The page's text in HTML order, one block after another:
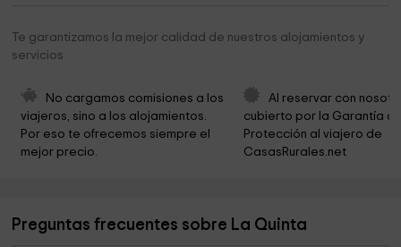
Ayuntamiento de Caseres
Olivera Lo Parot
Ayuntamiento De Horta De Sant Joan
Les Olles 10,8 km
Iglesia de Sant Joan Baptista
Te garantizamos la mejor calidad de nuestros alojamientos y
servicios
No cargamos comisiones a los
viajeros, sino a los alojamientos.
Por eso te ofrecemos siempre el
mejor precio.
Al reservar con
cubierto por la Garantía
Protección al viajero de
CasasRurales.net
Preguntas frecuentes sobre La Quinta